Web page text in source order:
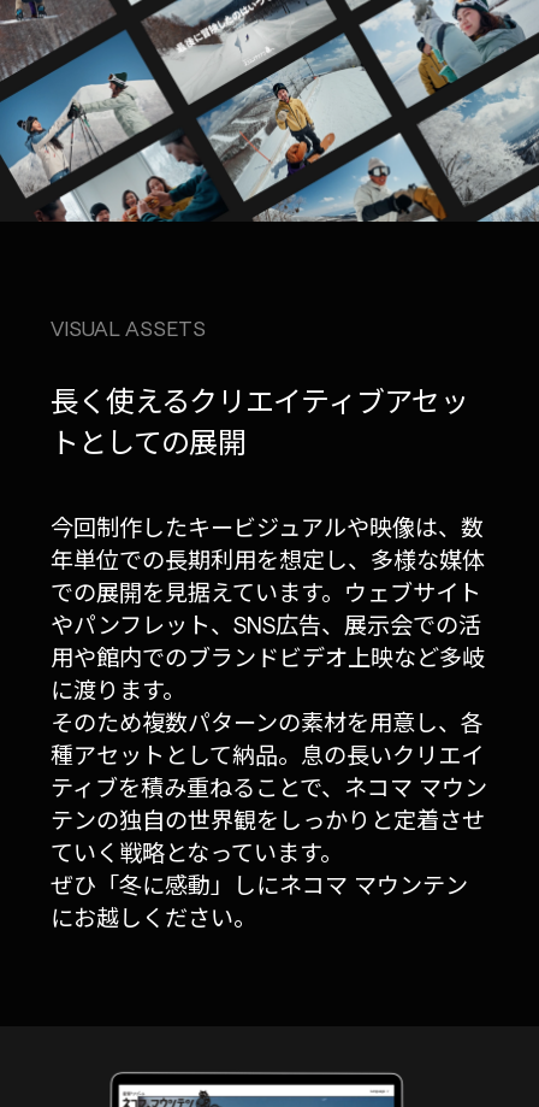
VISUAL ASSETS
長く使えるクリエイティブアセッ
トとしての展開
今回制作したキービジュアルや映像は、数
年単位での長期利用を想定し、多様な媒体
での展開を見据えています。ウェブサイト
やパンフレット、SNS広告、展示会での活
用や館内でのブランドビデオ上映など多岐
に渡ります。
そのため複数パターンの素材を用意し、各
種アセットとして納品。息の長いクリエイ
ティブを積み重ねることで、ネコマ マウン
テンの独自の世界観をしっかりと定着させ
ていく戦略となっています。
ぜひ「冬に感動」しにネコマ マウンテン
にお越しください。